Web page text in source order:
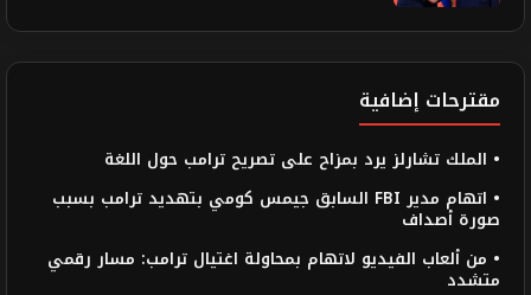
مقترحات إضافية
• الملك تشارلز يرد بمزاح على تصريح ترامب حول اللغة
• اتهام مدير FBI السابق جيمس كومي بتهديد ترامب بسبب
صورة أصداف
• من ألعاب الفيديو لاتهام بمحاولة اغتيال ترامب: مسار رقمي
متشدد